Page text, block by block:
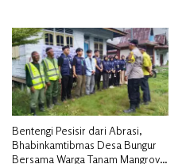
Bentengi Pesisir dari Abrasi,
Bhabinkamtibmas Desa Bungur
Bersama Warga Tanam Mangrove